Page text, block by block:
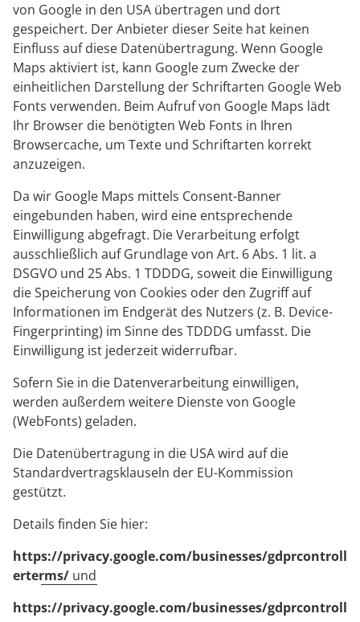
von Google in den USA übertragen und dort
gespeichert. Der Anbieter dieser Seite hat keinen
Einfluss auf diese Datenübertragung. Wenn Google
Maps aktiviert ist, kann Google zum Zwecke der
einheitlichen Darstellung der Schriftarten Google Web
Fonts verwenden. Beim Aufruf von Google Maps lädt
Ihr Browser die benötigten Web Fonts in Ihren
Browsercache, um Texte und Schriftarten korrekt
anzuzeigen.
Da wir Google Maps mittels Consent-Banner
eingebunden haben, wird eine entsprechende
Einwilligung abgefragt. Die Verarbeitung erfolgt
ausschließlich auf Grundlage von Art. 6 Abs. 1 lit. a
DSGVO und 25 Abs. 1 TDDDG, soweit die Einwilligung
die Speicherung von Cookies oder den Zugriff auf
Informationen im Endgerät des Nutzers (z. B. Device-
Fingerprinting) im Sinne des TDDDG umfasst. Die
Einwilligung ist jederzeit widerrufbar.
Sofern Sie in die Datenverarbeitung einwilligen,
werden außerdem weitere Dienste von Google
(WebFonts) geladen.
Die Datenübertragung in die USA wird auf die
Standardvertragsklauseln der EU-Kommission
gestützt.
Details finden Sie hier:
https://privacy.google.com/businesses/gdprcontroll
erterms/ und
https://privacy.google.com/businesses/gdprcontroll